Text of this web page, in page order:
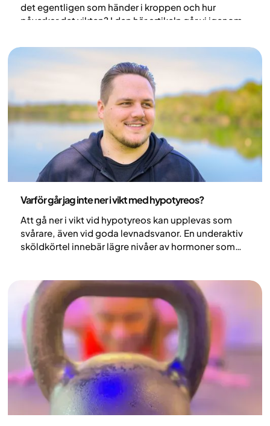
det egentligen som händer i kroppen och hur
påverkar det vikten? I den här artikeln går vi igenom
vara hjälpsamma för dig som vill gå ner i vikt under
klimakteriet.
Varför går jag inte ner i vikt med hypotyreos?
Att gå ner i vikt vid hypotyreos kan upplevas som
svårare, även vid goda levnadsvanor. En underaktiv
sköldkörtel innebär lägre nivåer av hormoner som
är dock oftast måttlig och varierar mellan individer.
När hypotyreos behandlas och hormonnivåerna
normaliseras förbättras förutsättningarna för
viktnedgång.